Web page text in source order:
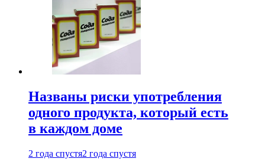
Названы риски употребления
одного продукта, который есть
в каждом доме
2 года спустя2 года спустя